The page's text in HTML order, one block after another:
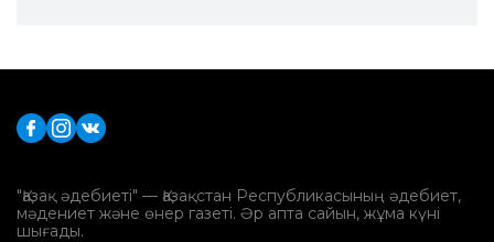
"Қазақ әдебиеті" — Қазақстан Республикасының әдебиет,
мәдениет және өнер газеті. Әр апта сайын, жұма күні
шығады.